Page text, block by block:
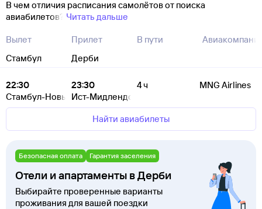
В чем отличия расписания самолётов от поиска
авиабилетов? Читать дальше
Вылет
Стамбул
Прилет
Дерби
В пути
22:30
Стамбул-Новый
23:30
Ист-Мидлендс
4 ч MNG Airlines
Найти авиабилеты
Безопасная оплата Гарантия заселения
Отели и апартаменты в Дерби
Выбирайте проверенные варианты
проживания для вашей поездки